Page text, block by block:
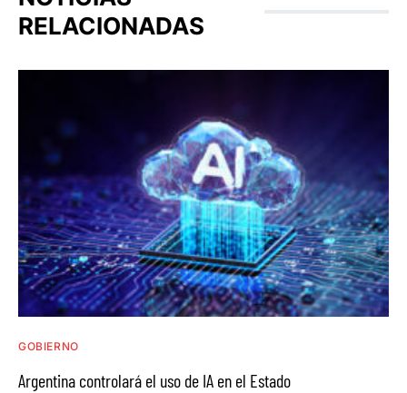
RELACIONADAS
GOBIERNO
Argentina controlará el uso de IA en el Estado